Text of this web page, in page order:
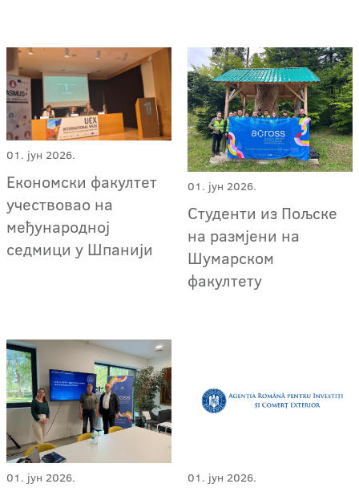
01. јун 2026.
Економски факултет
учествовао на
међународној
седмици у Шпанији
01. јун 2026.
Студенти из Пољске
на размјени на
Шумарском
факултету
01. јун 2026. 01. јун 2026.